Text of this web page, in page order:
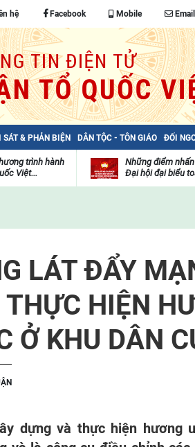
hệ Facebook Mobile Email
SÁT & PHẢN BIỆN DÂN TỘC - TÔN GIÁO ĐỐI
trình hành
Việt...
Những điểm
Đại hội đại biểu
LÁT ĐẨY
HIỆN
Ở KHU DÂN
dựng và thực hiện hương